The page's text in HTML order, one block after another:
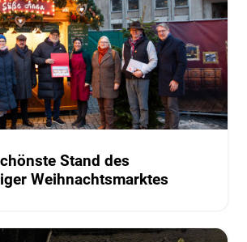
Stand des
Weihnachtsmarktes